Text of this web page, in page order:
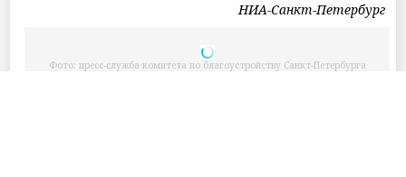
НИА-Санкт-Петербург
Фото: пресс-служба комитета по благоустройству Санкт‑Петербурга